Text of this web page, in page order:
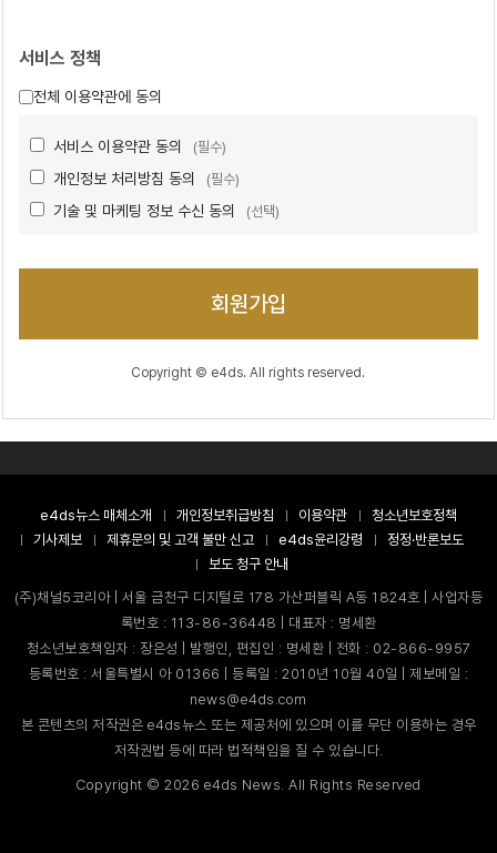
서비스 정책
전체 이용약관에 동의
서비스 이용약관 동의 (필수)
개인정보 처리방침 동의 (필수)
기술 및 마케팅 정보 수신 동의 (선택)
회원가입
Copyright © e4ds. All rights reserved.
e4ds뉴스 매체소개 개인정보취급방침 이용약관
청소년보호정책
기사제보
제휴문의 및 고객 불만 신고 e4ds윤리강령
정정·반론보도
보도 청구 안내
(주)채널5코리아 | 서울 금천구 디지털로 178 가산퍼블릭 A동 1824호 | 사업자등
록번호 : 113-86-36448 | 대표자 : 명세환
청소년보호책임자 : 장은성 | 발행인, 편집인 : 명세환 | 전화 : 02-866-9957
등록번호 : 서울특별시 아 01366 | 등록일 : 2010년 10월 40일 | 제보메일 :
news@e4ds.com
본 콘텐츠의 저작권은 e4ds뉴스 또는 제공처에 있으며 이를 무단 이용하는 경우
저작권법 등에 따라 법적책임을 질 수 있습니다.
Copyright ©2026 e4ds News. All Rights Reserved